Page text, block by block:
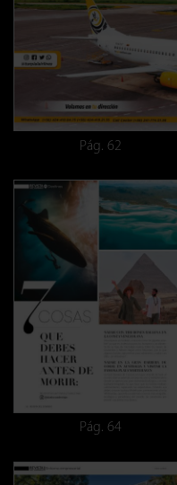
Pág. 62
Pág. 64